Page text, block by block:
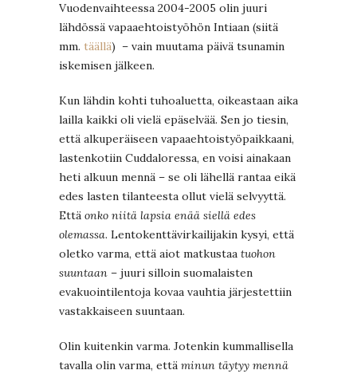
Vuodenvaihteessa 2004-2005 olin juuri
lähdössä vapaaehtoistyöhön Intiaan (siitä
mm. täällä) – vain muutama päivä tsunamin
iskemisen jälkeen.
Kun lähdin kohti tuhoaluetta, oikeastaan aika
lailla kaikki oli vielä epäselvää. Sen jo tiesin,
että alkuperäiseen vapaaehtoistyöpaikkaani,
lastenkotiin Cuddaloressa, en voisi ainakaan
heti alkuun mennä – se oli lähellä rantaa eikä
edes lasten tilanteesta ollut vielä selvyyttä.
Että onko niitä lapsia enää siellä edes
olemassa. Lentokenttävirkailijakin kysyi, että
oletko varma, että aiot matkustaa tuohon
suuntaan – juuri silloin suomalaisten
evakuointilentoja kovaa vauhtia järjestettiin
vastakkaiseen suuntaan.
Olin kuitenkin varma. Jotenkin kummallisella
tavalla olin varma, että minun täytyy mennä